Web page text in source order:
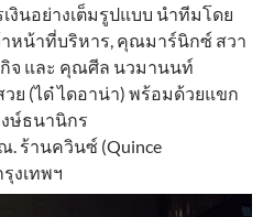
นอย่างเต็มรูปแบบ นำทีมโดย
าหน้าที่บริหาร, คุณมาร์นิกซ์ สวา
จ และ คุณศีล นวมานนท์
ย (ได๋ ไดอาน่า) พร้อมด้วยแขก
ษ์ธนานิกร
. ร้านควินซ์ (Quince
งเทพฯ